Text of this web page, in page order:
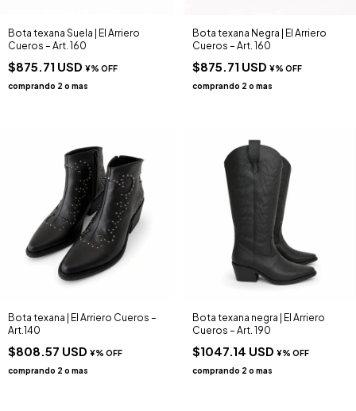
Bota texana Suela | El Arriero
Cueros – Art. 160
$875.71 USD
Bota texana Negra | El Arriero
Cueros – Art. 160
$875.71 USD
Bota texana | El Arriero Cueros –
Art.140
$808.57 USD
Bota texana negra | El Arriero
Cueros – Art. 190
$1047.14 USD